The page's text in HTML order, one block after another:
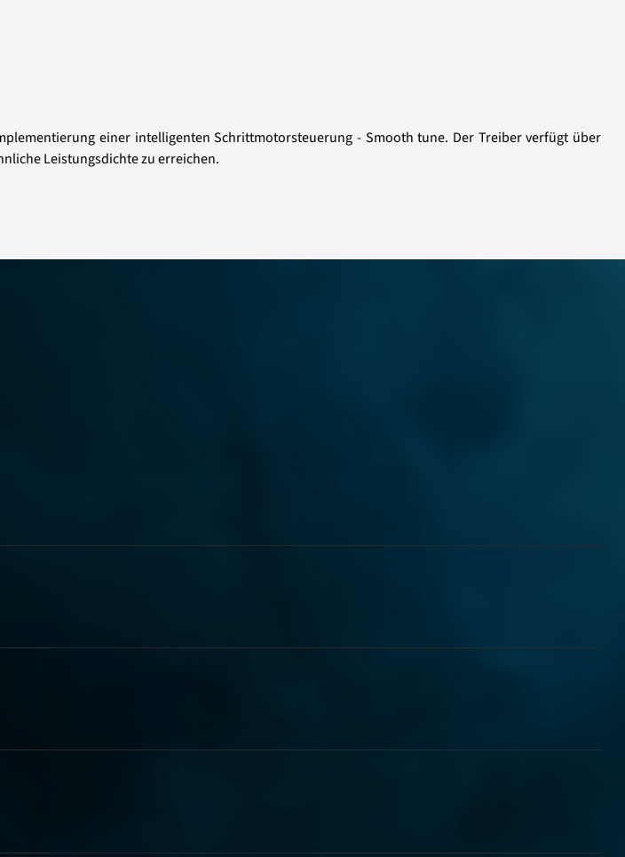
einer intelligenten Schrittmotorsteuerung - Smooth tune. Der Treiber verfügt über
Leistungsdichte zu erreichen.